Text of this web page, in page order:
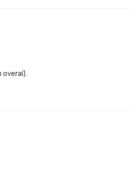
overal).
weer op voorraad is
wanneer het weer op voorraad is
gebracht wanneer het weer op
te worden gebracht wanneer het
om op de hoogte te worden
beschikbaar. Klik om op de hoogte te